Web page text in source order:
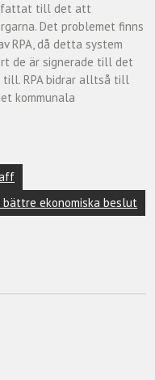
fattat till det att
Det problemet finns
RPA, då detta system
de är signerade till det
till. RPA bidrar alltså till
kommunala
ekonomiska beslut